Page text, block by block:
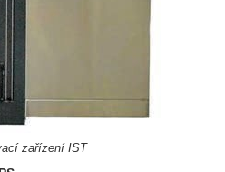
zařízení IST